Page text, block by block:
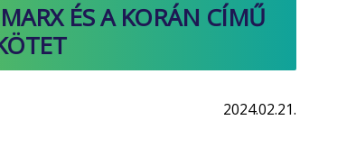
ÉS A KORÁN CÍMŰ
2024.02.21.